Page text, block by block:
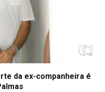
da ex-companheira é